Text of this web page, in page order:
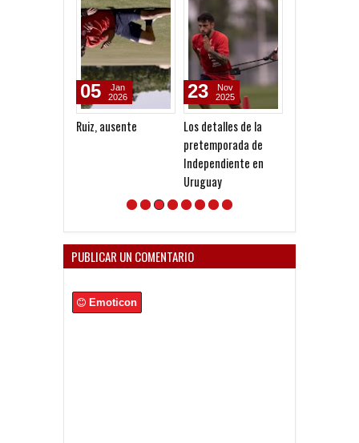
Ruiz, ausente
05
Jan
2026
Los detalles de la
pretemporada de
Independiente en
Uruguay
23
Nov
2025
PUBLICAR UN COMENTARIO
Emoticon